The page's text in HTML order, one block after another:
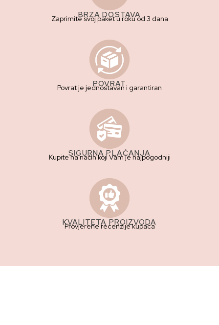
BRZA DOSTAVA
Zaprimite svoj paket u roku od 3 dana
POVRAT
Povrat je jednostavan i garantiran
SIGURNA PLAĆANJA
Kupite na način koji Vam je najpogodniji
KVALITETA PROIZVODA
Provjerene recenzije kupaca